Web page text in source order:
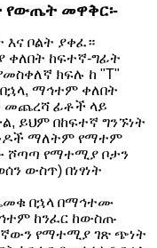
የውጤት መዋቅር፡-
እና ቦልት ያቀፈ።
ከፍተኛ-ግፊት
ክፍሉ ከ "T"
በኋላ, ማኅተም ቀለበት
መጨረሻ ፊቶች ላይ
ይህም በከፍተኛ ግንኙነት
ማለትም የማተም
ሾጣጣ የማተሚያ ቦታን
ውስጥ) በነፃነት
በኋላ በማኅተሙ
ከንፈር ከውስጡ
የማተሚያ ገጽ ጭነት